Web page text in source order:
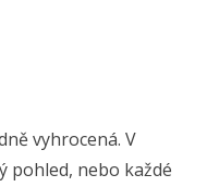
vyhrocená. V
pohled, nebo každé